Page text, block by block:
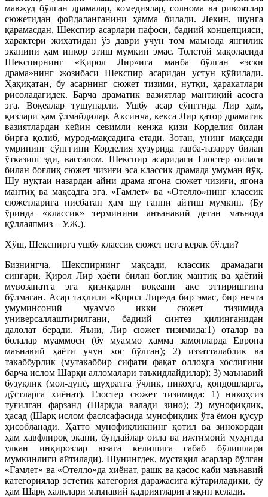
мавжуд бўлган драмалар, комедиялар, солнома ва ривоятлар
сюжетидан фойдаланганини ҳамма билади. Лекин, шунга
қарамасдан, Шекспир асарлари пафоси, бадиий концепцияси,
характери жиҳатидан ўз даври учун том маънода янгилик
эканини ҳам инкор этиш мумкин эмас. Толстой мақоласида
Шекспирнинг «Қирол Лир»ига манба бўлган «эски
драма»нинг жозибаси Шекспир асаридан устун қўйилади.
Ҳақиқатан, бу асарнинг сюжет тизими, нутқи, ҳаракатлари
рисоладагидек. Барча драматик вазиятлар мантиқий асосга
эга. Воқеалар тушунарли. Ушбу асар сўнггида Лир ҳам,
қизлари ҳам ўлмайдилар. Аксинча, кекса Лир қатор драматик
вазиятлардан кейин севимли кенжа қизи Корделия билан
бирга қолиб, мурод-мақсадига етади. Зотан, унинг мақсади
умрининг сўнггини Корделия ҳузурида тавба-тазарру билан
ўтказиш эди, вассалом. Шекспир асаридаги Глостер оиласи
билан боғлиқ сюжет чизиғи эса классик драмада умуман йўқ.
Шу нуқтаи назардан айни драма ягона сюжет чизиғи, ягона
мантиқ ва мақсадга эга. «Гамлет» ва «Отелло»нинг классик
сюжетларига нисбатан ҳам шу гапни айтиш мумкин. (Бу
ўринда «классик» терминини анъанавий деган маънода
қўллаяпмиз – У.Ж.).
Хўш, Шекспирга ушбу классик сюжет нега керак бўлди?
Бизнингча, Шекспирнинг мақсади, классик драмадаги
сингари, Қирол Лир ҳаёти билан боғлиқ мантиқ ва ҳаётий
мувозанатга эга қизиқарли воқеани акс эттиришгина
бўлмаган. Асар таҳлили «Қирол Лир»да бир эмас, бир нечта
умуминсоний муаммо икки сюжет тизимида
универсаллаштирилгани, бадиий синтез қилинганидан
далолат беради. Яъни, Лир сюжет тизимида:1) оталар ва
болалар муаммоси (бу муаммо ҳамма замонларда Европа
маънавий ҳаёти учун хос бўлган); 2) иззатталаблик ва
такаббурлик (мутакаббир сифати фақат оллоҳга хослигини
барча ислом Шарқи алломалари таъкидлайдилар); 3) маънавий
бузуқлик (мол-дунё, шуҳратга ўчлик, никоҳга, қондошларга,
дўстларга хиёнат). Глостер сюжет тизимида: 1) никоҳсиз
туғилган фарзанд (Шарқда валади зино); 2) мунофиқлик,
ҳасад (Шарқ ислом фаслсафасида мунофиқлик ўта ёмон қусур
ҳисобланади. Ҳатто мунофиқликнинг қотил ва зинокордан
ҳам хавфлироқ экани, бундайлар оила ва ижтимоий муҳитда
улкан инқирозлар юзага келишига сабаб бўлишлари
мумкинлиги айтилади). Шунингдек, мустақил асарлар бўлган
«Гамлет» ва «Отелло»да хиёнат, рашк ва қасос каби маънавий
категориялар эстетик категория даражасига кўтариладики, бу
ҳам Шарқ халқлари маънавий қадриятларига яқин келади.